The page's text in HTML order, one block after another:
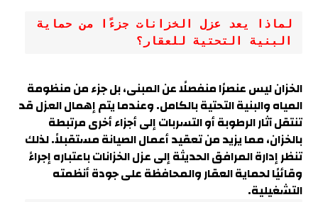
البنية التحتية للعقار؟
الخزان ليس عنصرًا منفصلًا عن المبنى، بل جزء من منظومة
المياه والبنية التحتية بالكامل. وعندما يتم إهمال العزل قد
تنتقل آثار الرطوبة أو التسربات إلى أجزاء أخرى مرتبطة
بالخزان، مما يزيد من تعقيد أعمال الصيانة مستقبلاً. لذلك
تنظر إدارة المرافق الحديثة إلى عزل الخزانات باعتباره إجراءً
وقائيًا لحماية العقار والمحافظة على جودة أنظمته
التشغيلية.